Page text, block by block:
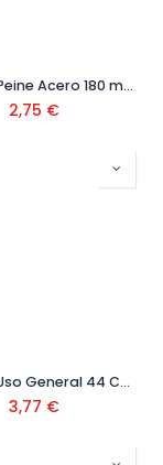
Espátula Peine Acero 180 mm dientes triangular
2,75 €
Espátula Uso General 44 Cm Ref. 65919
3,77 €